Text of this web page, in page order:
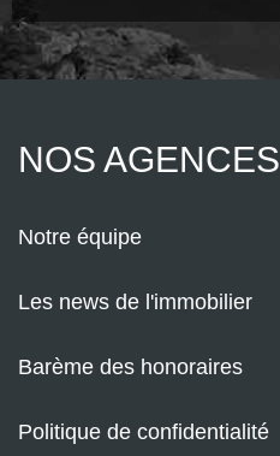
NOS AGENCES
Notre équipe
Les news de l'immobilier
Barème des honoraires
Politique de confidentialité